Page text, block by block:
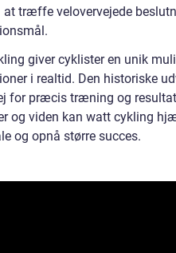
at træffe velovervejede
giver cyklister en unik
i realtid. Den historiske
for præcis træning og
og viden kan watt cykling
og opnå større succes.